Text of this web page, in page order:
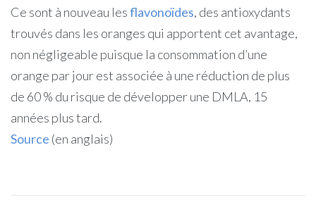
Ce sont à nouveau lesflavonoïdes, des antioxydants
trouvés dans les oranges qui apportent cet avantage,
non négligeable puisque la consommation d’une
orange par jour est associée à une réduction de plus
de 60 % du risque de développer une DMLA, 15
années plus tard.
Source (en anglais)